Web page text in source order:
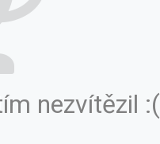
nezvítězil :(